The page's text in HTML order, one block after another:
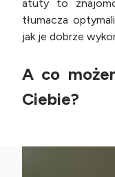
atuty to
tłumacza
jak je dobrze
A co
Ciebie?